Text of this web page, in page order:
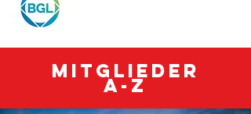
Mitglieder
A-Z